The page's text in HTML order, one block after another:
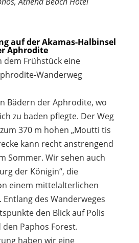
auf der Akamas-Halbinsel
Aphrodite
dem Frühstück eine
Wanderweg
Bädern der Aphrodite, wo
zu baden pflegte. Der Weg
370 m hohen „Moutti tis
kann recht anstrengend
Sommer. Wir sehen auch
der Königin“, die
einem mittelalterlichen
des Wanderweges
den Blick auf Polis
Paphos Forest.
haben wir eine